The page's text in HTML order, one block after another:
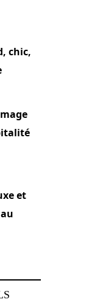
chic,
et